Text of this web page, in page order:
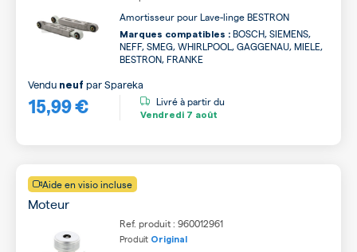
Amortisseur pour Lave-linge BESTRON
Marques compatibles : BOSCH, SIEMENS,
NEFF, SMEG, WHIRLPOOL, GAGGENAU, MIELE,
BESTRON, FRANKE
15,99 €
Vendu neuf parSpareka
Livré à partir du
Vendredi 7 août
Aide en visio incluse
Moteur
Ref. produit : 960012961
Produit Original